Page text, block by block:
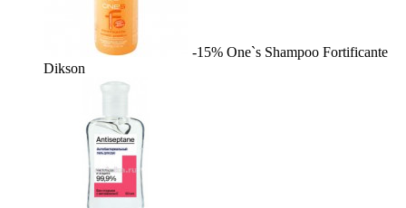
-15% One`s Shampoo Fortificante
Dikson